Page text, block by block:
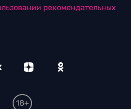
рекомендательных
18+